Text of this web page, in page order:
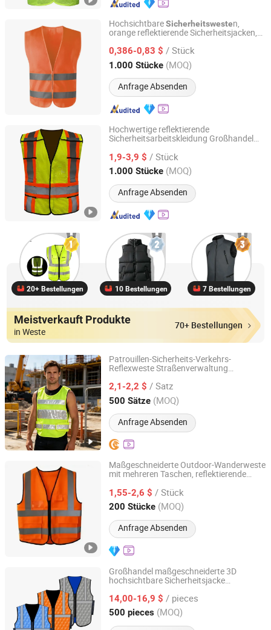
HochsichtbareSicherheitswesten,
orange reflektierende Sicherheitsjacken,
0,386-0,83 $ / Stück
1.000 Stücke (MOQ)
Anfrage Absenden
Wenzhou Xiangying Reflective Materials Science
Technology Co., Ltd.
Zhejiang, China Seit 2017
Hochwertige reflektierende
Sicherheitsarbeitskleidung Großhandel
1,9-3,9 $ / Stück
1.000 Stücke (MOQ)
Anfrage Absenden
Fuzhou Praise Garments Co., Ltd
Fujian, China Seit 2025
20+ Bestellungen 10 Bestellungen 7 Bestellungen
Meistverkauft Produkte
in Weste
70+ Bestellungen
Patrouillen-Sicherheits-Verkehrs-
Reflexweste Straßenverwaltung
2,1-2,2 $ / Satz
500 Sätze (MOQ)
Anfrage Absenden
GOODS (Ningbo) Safety Protection Products Co., Ltd.
Zhejiang, China Seit 2026
Maßgeschneiderte Outdoor-Wanderweste
mit mehreren Taschen, reflektierende
1,55-2,6 $ / Stück
200 Stücke (MOQ)
Anfrage Absenden
Jinhua Monavisa Co., Ltd
Zhejiang, China Seit 2016
Großhandel maßgeschneiderte 3D
hochsichtbare Sicherheitsjacke
reflektierende Weste
14,00-16,9 $ / pieces
500 pieces (MOQ)
Xinxiang Xinke Protective Technology Co.,Ltd.
Henan, China Seit 2024